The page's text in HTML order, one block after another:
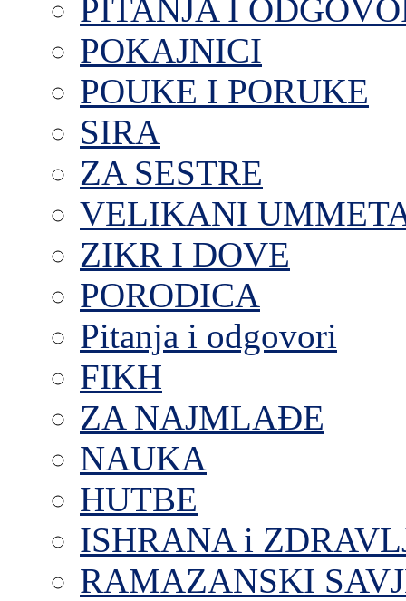
PITANJA I
POKAJNICI
POUKE I PORUKE
SIRA
ZA SESTRE
VELIKANI
ZIKR I DOVE
PORODICA
Pitanja i odgovori
FIKH
ZA NAJMLAĐE
NAUKA
HUTBE
ISHRANA i
RAMAZANSKI